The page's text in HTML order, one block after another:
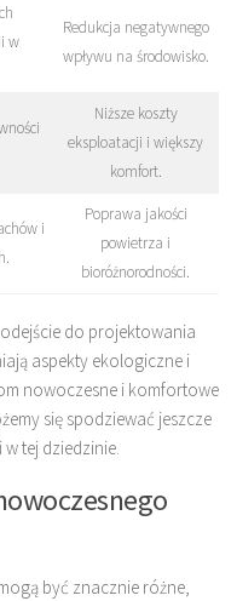
w
Redukcja negatywnego
wpływu na środowisko.
Niższe koszty
eksploatacji i większy
komfort.
i
Poprawa jakości
powietrza i
bioróżnorodności.
do projektowania
aspekty ekologiczne i
nowoczesne i komfortowe
się spodziewać jeszcze
tej dziedzinie.
być znacznie różne,